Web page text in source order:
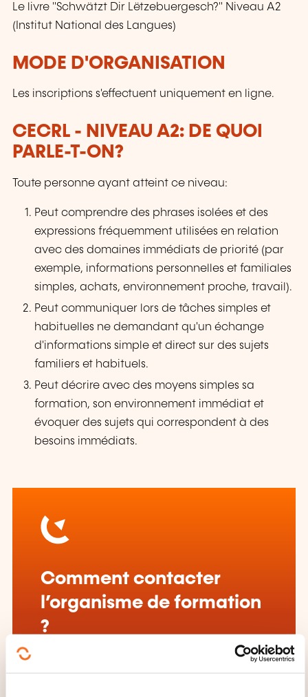
Le livre "Schwätzt Dir Lëtzebuergesch?" Niveau A2
(Institut National des Langues)
MODE D'ORGANISATION
Les inscriptions s'effectuent uniquement en ligne.
CECRL - NIVEAU A2: DE QUOI
PARLE-T-ON?
Toute personne ayant atteint ce niveau:
Peut comprendre des phrases isolées et des
expressions fréquemment utilisées en relation
avec des domaines immédiats de priorité (par
exemple, informations personnelles et familiales
simples, achats, environnement proche, travail).
Peut communiquer lors de tâches simples et
habituelles ne demandant qu'un échange
d'informations simple et direct sur des sujets
familiers et habituels.
Peut décrire avec des moyens simples sa
formation, son environnement immédiat et
évoquer des sujets qui correspondent à des
besoins immédiats.
Comment contacter
l’organisme de formation
?
csa@mlg.lu